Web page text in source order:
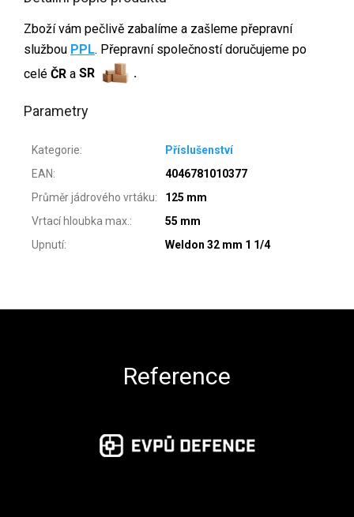
Zboží vám pečlivě zabalíme a zašleme přepravní
službou PPL. Přepravní společností doručujeme po
celé ČR a SR .
Parametry
Kategorie:
Příslušenství
EAN:
4046781010377
Průměr jádrového vrtáku:
125 mm
Vrtací hloubka max.:
55 mm
Upnutí: Weldon 32 mm 1 1/4
Reference